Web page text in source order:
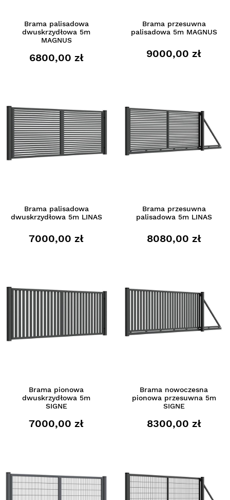
Brama palisadowa
dwuskrzydłowa 5m
MAGNUS
6800,00 zł
Brama przesuwna
palisadowa 5m MAGNUS
9000,00 zł
Brama palisadowa
dwuskrzydłowa 5m LINAS
7000,00 zł
Brama przesuwna
palisadowa 5m LINAS
8080,00 zł
Brama pionowa
dwuskrzydłowa 5m
SIGNE
7000,00 zł
Brama nowoczesna
pionowa przesuwna 5m
SIGNE
8300,00 zł